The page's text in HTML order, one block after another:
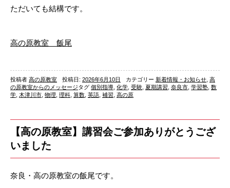
ただいても結構です。
高の原教室 飯尾
投稿者 高の原教室 投稿日: 2026年6月10日 カテゴリー 新着情報・お知らせ 高
の原教室からのメッセージタグ 個別指導 化学 受験 夏期講習 奈良市 学習塾 数
学 木津川市 物理 理科 算数 英語 補習 高の原
【高の原教室】講習会ご参加ありがとうござ
いました
奈良・高の原教室の飯尾です。